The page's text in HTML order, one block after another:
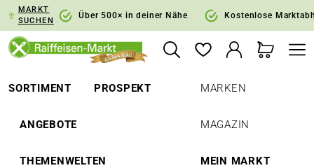
Zur Hauptnavigation springen
MARKT
SUCHEN
Über 500× in deiner Nähe Kostenlose
SORTIMENT PROSPEKT
ANGEBOTE
THEMENWELTEN
MARKEN
MAGAZIN
MEIN MARKT